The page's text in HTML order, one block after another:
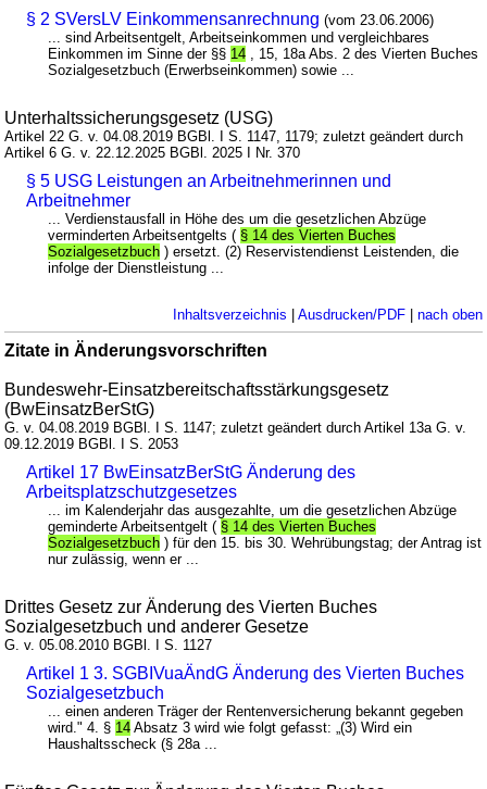
§ 2 SVersLV Einkommensanrechnung (vom 23.06.2006)
... sind Arbeitsentgelt, Arbeitseinkommen und vergleichbares
Einkommen im Sinne der §§ 14 , 15, 18a Abs. 2 des Vierten Buches
Sozialgesetzbuch (Erwerbseinkommen) sowie ...
Unterhaltssicherungsgesetz (USG)
Artikel 22 G. v. 04.08.2019 BGBl. I S. 1147, 1179; zuletzt geändert durch
Artikel 6 G. v. 22.12.2025 BGBl. 2025 I Nr. 370
§ 5 USG Leistungen an Arbeitnehmerinnen und
Arbeitnehmer
... Verdienstausfall in Höhe des um die gesetzlichen Abzüge
verminderten Arbeitsentgelts ( § 14 des Vierten Buches
Sozialgesetzbuch ) ersetzt. (2) Reservistendienst Leistenden, die
infolge der Dienstleistung ...
Inhaltsverzeichnis | Ausdrucken/PDF| nach oben
Zitate in Änderungsvorschriften
Bundeswehr-Einsatzbereitschaftsstärkungsgesetz
(BwEinsatzBerStG)
G. v. 04.08.2019 BGBl. I S. 1147; zuletzt geändert durch Artikel 13a G. v.
09.12.2019 BGBl. I S. 2053
Artikel 17 BwEinsatzBerStG Änderung des
Arbeitsplatzschutzgesetzes
... im Kalenderjahr das ausgezahlte, um die gesetzlichen Abzüge
geminderte Arbeitsentgelt ( § 14 des Vierten Buches
Sozialgesetzbuch ) für den 15. bis 30. Wehrübungstag; der Antrag ist
nur zulässig, wenn er ...
Drittes Gesetz zur Änderung des Vierten Buches
Sozialgesetzbuch und anderer Gesetze
G. v. 05.08.2010 BGBl. I S. 1127
Artikel 1 3. SGBIVuaÄndG Änderung des Vierten Buches
Sozialgesetzbuch
... einen anderen Träger der Rentenversicherung bekannt gegeben
wird." 4. § 14 Absatz 3 wird wie folgt gefasst: „(3) Wird ein
Haushaltsscheck (§ 28a ...